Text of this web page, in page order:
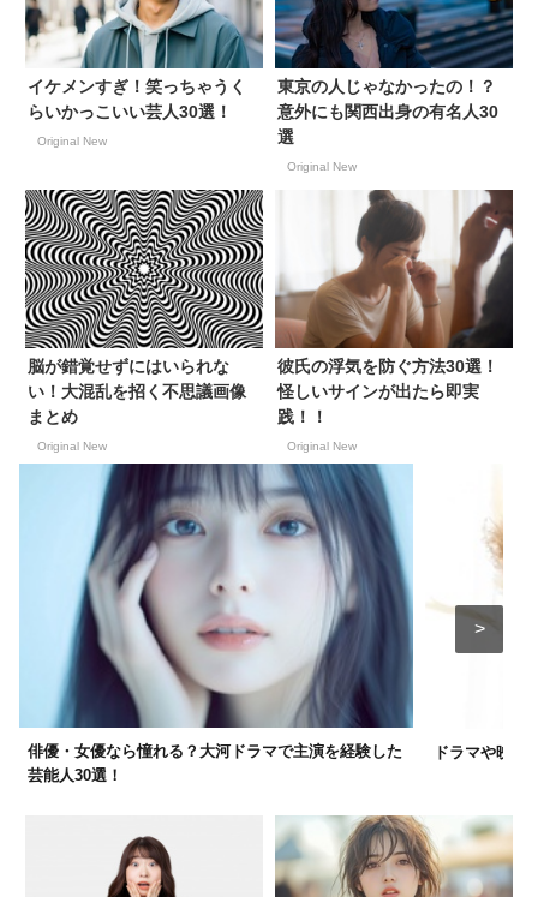
イケメンすぎ！笑っちゃうく
らいかっこいい芸人30選！
Original New
東京の人じゃなかったの！？
意外にも関西出身の有名人30
選
Original New
脳が錯覚せずにはいられな
い！大混乱を招く不思議画像
まとめ
Original New
彼氏の浮気を防ぐ方法30選！
怪しいサインが出たら即実
践！！
Original New
俳優・女優なら憧れる？大河ドラマで主演を経験した
芸能人30選！
ドラマや映画